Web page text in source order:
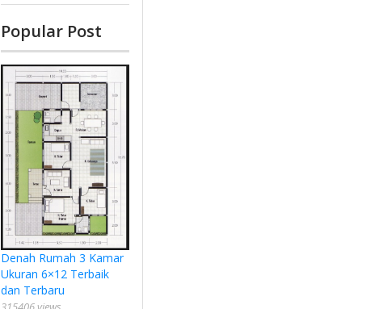
Popular Post
Denah Rumah 3 Kamar
Ukuran 6×12 Terbaik
dan Terbaru